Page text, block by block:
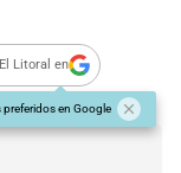
Litoral en
en Google